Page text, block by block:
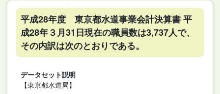
平成28年度 東京都水道事業会計決算書 平
成28年３月31日現在の職員数は3,737人で、
その内訳は次のとおりである。
データセット説明
【東京都水道局】